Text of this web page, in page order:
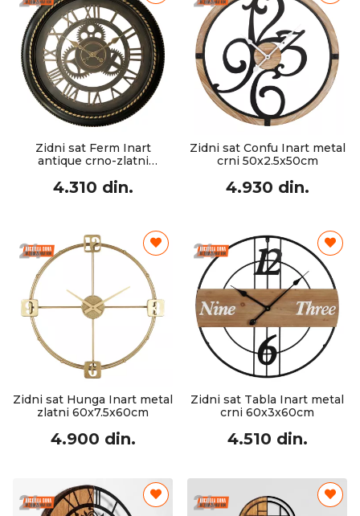
Zidni sat Ferm Inart
antique crno-zlatni
4.310 din.
Zidni sat Confu Inart metal
crni 50x2.5x50cm
4.930 din.
Zidni sat Hunga Inart metal
zlatni 60x7.5x60cm
4.900 din.
Zidni sat Tabla Inart metal
crni 60x3x60cm
4.510 din.